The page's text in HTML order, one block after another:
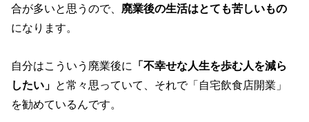
合が多いと思うので、 廃業後の生活はとても苦しいもの
になります。
自分はこういう廃業後に
「不幸せな人生を歩む人を減ら
したい」 と常々思っていて、それで「自宅飲食店開業」
を勧めているんです。